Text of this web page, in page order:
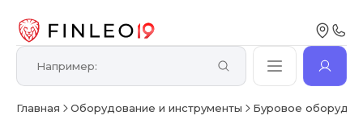
Главная Оборудование и инструменты Буровое